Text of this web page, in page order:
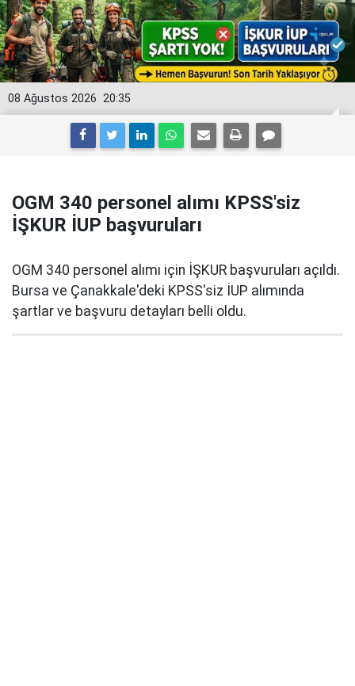
20:35
08 Ağustos 2026
OGM 340 personel alımı KPSS'siz
İŞKUR İUP başvuruları
OGM 340 personel alımı için İŞKUR başvuruları açıldı.
Bursa ve Çanakkale'deki KPSS'siz İUP alımında
şartlar ve başvuru detayları belli oldu.